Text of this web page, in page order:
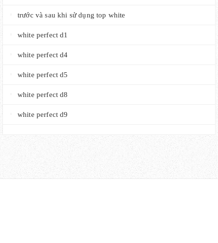
trước và sau khi sử dụng top white
white perfect d1
white perfect d4
white perfect d5
white perfect d8
white perfect d9